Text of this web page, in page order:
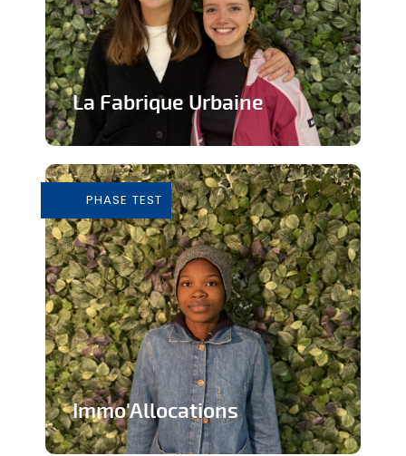
La Fabrique Urbaine
outils pour consommer de façon...
En savoir plus
PHASE TEST
Immo'Allocations